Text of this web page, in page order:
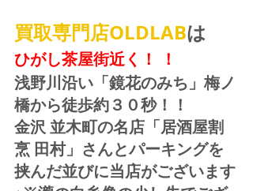
買取専門店OLDLABは
ひがし茶屋街近く！ ！
浅野川沿い「鏡花のみち」梅ノ
橋から徒歩約３０秒！！
金沢 並木町の名店「居酒屋割
烹 田村」さんとパーキングを
挟んだ並びに当店がございます